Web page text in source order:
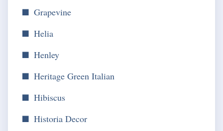
Grapevine
Helia
Henley
Heritage Green Italian
Hibiscus
Historia Decor